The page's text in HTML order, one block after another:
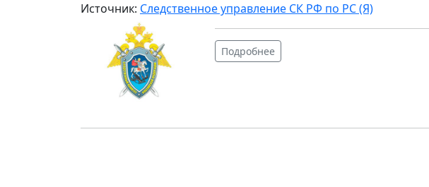
Источник: Следственное управление СК РФ по РС (Я)
Подробнее